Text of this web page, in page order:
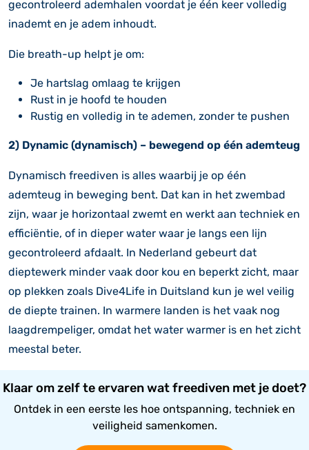
gecontroleerd ademhalen voordat je één keer volledig
inademt en je adem inhoudt.
Die breath-up helpt je om:
Je hartslag omlaag te krijgen
Rust in je hoofd te houden
Rustig en volledig in te ademen, zonder te pushen
2) Dynamic (dynamisch) – bewegend op één ademteug
Dynamisch freediven is alles waarbij je op één
ademteug in beweging bent. Dat kan in het zwembad
zijn, waar je horizontaal zwemt en werkt aan techniek en
efficiëntie, of in dieper water waar je langs een lijn
gecontroleerd afdaalt. In Nederland gebeurt dat
dieptewerk minder vaak door kou en beperkt zicht, maar
op plekken zoals Dive4Life in Duitsland kun je wel veilig
de diepte trainen. In warmere landen is het vaak nog
laagdrempeliger, omdat het water warmer is en het zicht
meestal beter.
Klaar om zelf te ervaren wat freediven met je doet?
Ontdek in een eerste les hoe ontspanning, techniek en
veiligheid samenkomen.